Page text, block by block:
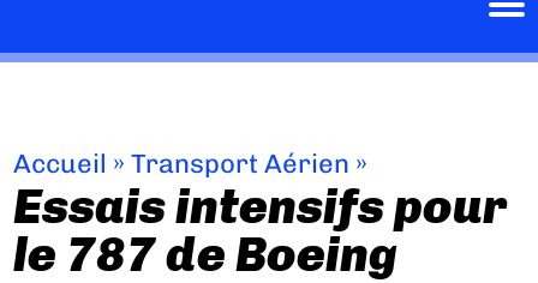
Accueil »Transport Aérien »
Essais intensifs pour
le 787 de Boeing